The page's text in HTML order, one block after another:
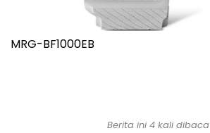
MRG-BF1000EB
Berita ini 4 kali dibaca